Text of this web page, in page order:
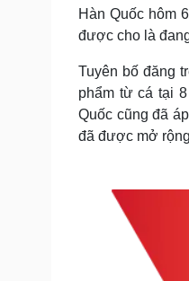
Tư vấn luật
Sức khỏe
Dinh dưỡng -
Cây thuốc
Sản phụ khoa
Làm đẹp - giảm
Phòng mạch online
Ăn sạch sống khỏe
Hàn Quốc hôm
được cho là
Tuyên bố đăng
phẩm từ cá tại
Quốc cũng đã
đã được mở